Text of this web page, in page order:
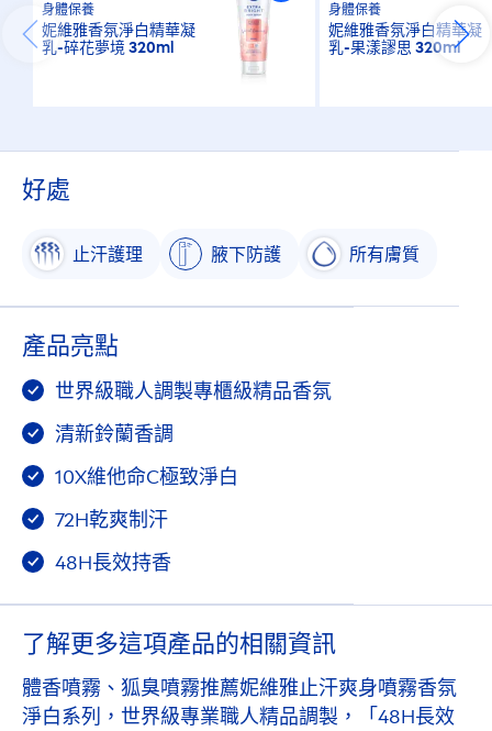
身體保養
妮維雅香氛淨白精華凝
乳-碎花夢境 320ml
身體保養
妮維雅香氛淨白精華凝
乳-果漾謬思 320ml
好處
止汗護理 腋下防護 所有膚質
產品亮點
世界級職人調製專櫃級精品香氛
清新鈴蘭香調
10X維他命C極致淨白
72H乾爽制汗
48H長效持香
了解更多這項產品的相關資訊
體香噴霧、狐臭噴霧推薦妮維雅止汗爽身噴霧香氛
淨白系列，世界級專業職人精品調製，「48H長效